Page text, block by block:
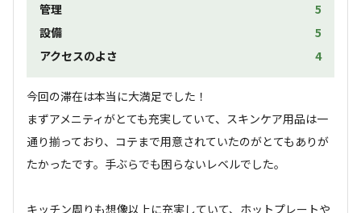
管理
5
設備
5
アクセスのよさ
4
今回の滞在は本当に大満足でした！
まずアメニティがとても充実していて、スキンケア用品は一
通り揃っており、コテまで用意されていたのがとてもありが
たかったです。手ぶらでも困らないレベルでした。
キッチン周りも想像以上に充実していて、ホットプレートや